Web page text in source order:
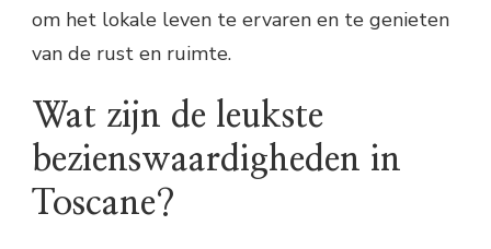
om het lokale leven te ervaren en te genieten
van de rust en ruimte.
Wat zijn de leukste
bezienswaardigheden in
Toscane?